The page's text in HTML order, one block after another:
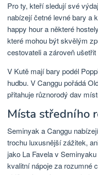
Pro ty, kteří sledují své
nabízejí četné levné bary a
happy hour a některé
které mohou být skvělým
cestovateli a zároveň ušetřit
V Kutě mají bary podél
hudbu. V Canggu pořádá
přitahuje různorodý dav
Místa středního
Seminyak a Canggu
trochu luxusnější zážitek,
jako La Favela v
kvalitní nápoje za rozumné